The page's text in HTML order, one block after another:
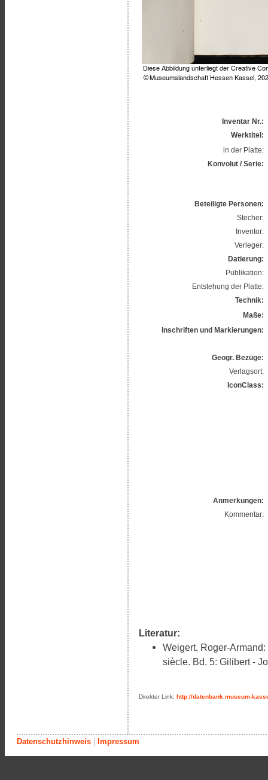
Inventar Nr.:
Werktitel:
in der Platte:
Konvolut / Serie:
Beteiligte Personen:
Stecher:
Inventor:
Verleger:
Datierung:
Publikation:
Entstehung der Platte:
Technik:
Maße:
Inschriften und Markierungen:
Geogr. Bezüge:
Verlagsort:
IconClass:
Anmerkungen:
Kommentar:
Literatur:
Weigert, Roger-
siècle. Bd. 5: Gilibert -
Direkter Link: http://datenbank.museum-
Datenschutzhinweis | Impressum